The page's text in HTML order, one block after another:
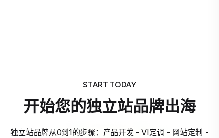
START TODAY
开始您的独立站品牌出海
独立站品牌从0到1的步骤：产品开发 - VI定调 - 网站定制 -